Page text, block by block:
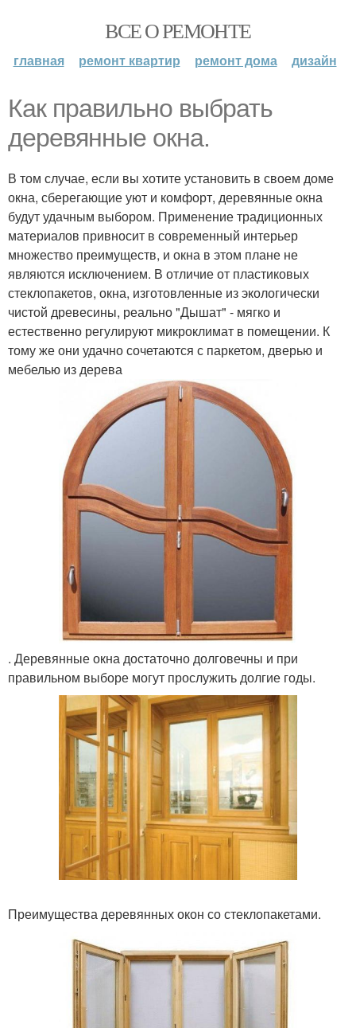
ВСЕ О РЕМОНТЕ
главная ремонт квартир ремонт дома дизайн
Как правильно выбрать
деревянные окна.
В том случае, если вы хотите установить в своем доме
окна, сберегающие уют и комфорт, деревянные окна
будут удачным выбором. Применение традиционных
материалов привносит в современный интерьер
множество преимуществ, и окна в этом плане не
являются исключением. В отличие от пластиковых
стеклопакетов, окна, изготовленные из экологически
чистой древесины, реально "Дышат" - мягко и
естественно регулируют микроклимат в помещении. К
тому же они удачно сочетаются с паркетом, дверью и
мебелью из дерева
. Деревянные окна достаточно долговечны и при
правильном выборе могут прослужить долгие годы.
Преимущества деревянных окон со стеклопакетами.